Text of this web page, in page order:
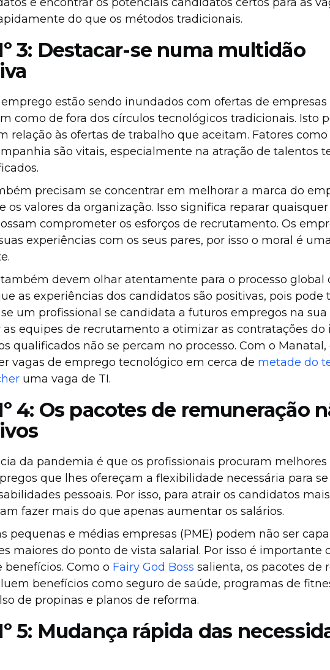
do que os métodos tradicionais.
3: Destacar-se numa multidão
estão sendo inundados com ofertas de empresas
como de fora dos círculos tecnológicos tradicionais. Isto
relação às ofertas de trabalho que aceitam. Fatores
são vitais, especialmente na atração de talentos
precisam se concentrar em melhorar a marca do
os valores da organização. Isso significa reparar
comprometer os esforços de recrutamento. Os
experiências com os seus pares, por isso o moral é
devem olhar atentamente para o processo global
as experiências dos candidatos são positivas, pois
um profissional se candidata a futuros empregos na sua
as equipes de recrutamento a otimizar as contratações do
qualificados não se percam no processo. Com o
vagas de emprego tecnológico em cerca de metade do
uma vaga de TI.
4: Os pacotes de remuneração
da pandemia é que os profissionais procuram
que lhes ofereçam a flexibilidade necessária para
pessoais. Por isso, para atrair os candidatos
fazer mais do que apenas aumentar os salários.
pequenas e médias empresas (PME) podem não ser
maiores do ponto de vista salarial. Por isso é importante
Como o Fairy God Boss salienta, os pacotes de
benefícios como seguro de saúde, programas de
de propinas e planos de reforma.
5: Mudança rápida das